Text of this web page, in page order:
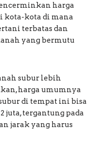
harga
kota-kota di mana
terbatas dan
yang bermutu
subur lebih
harga umumnya
di tempat ini bisa
juta, tergantung pada
jarak yang harus